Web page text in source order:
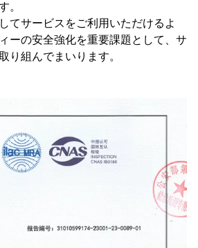
。
てサービスをご利用いただけるよ
ーの安全強化を重要課題として、サ
り組んでまいります。